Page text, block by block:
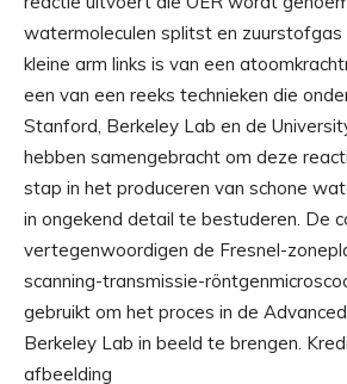
watermoleculen splitst en
kleine arm links is van een
een van een reeks technieken die
Stanford, Berkeley Lab en de
hebben samengebracht om deze
stap in het produceren van schone
in ongekend detail te bestuderen. De
vertegenwoordigen de Fresnel-
scanning-transmissie-
gebruikt om het proces in de
Berkeley Lab in beeld te brengen.
afbeelding